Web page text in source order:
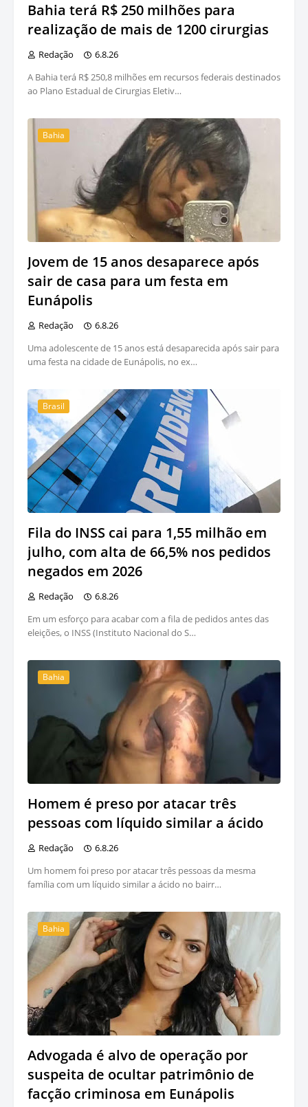
Bahia terá R$ 250 milhões para
realização de mais de 1200 cirurgias
Redação
6.8.26
A Bahia terá R$ 250,8 milhões em recursos federais destinados
ao Plano Estadual de Cirurgias Eletiv…
Bahia
Jovem de 15 anos desaparece após
sair de casa para um festa em
Eunápolis
Redação
6.8.26
Uma adolescente de 15 anos está desaparecida após sair para
uma festa na cidade de Eunápolis, no ex…
Brasil
Fila do INSS cai para 1,55 milhão em
julho, com alta de 66,5% nos pedidos
negados em 2026
Redação
6.8.26
Em um esforço para acabar com a fila de pedidos antes das
eleições, o INSS (Instituto Nacional do S…
Bahia
Homem é preso por atacar três
pessoas com líquido similar a ácido
Redação
6.8.26
Um homem foi preso por atacar três pessoas da mesma
família com um líquido similar a ácido no bairr…
Bahia
Advogada é alvo de operação por
suspeita de ocultar patrimônio de
facção criminosa em Eunápolis